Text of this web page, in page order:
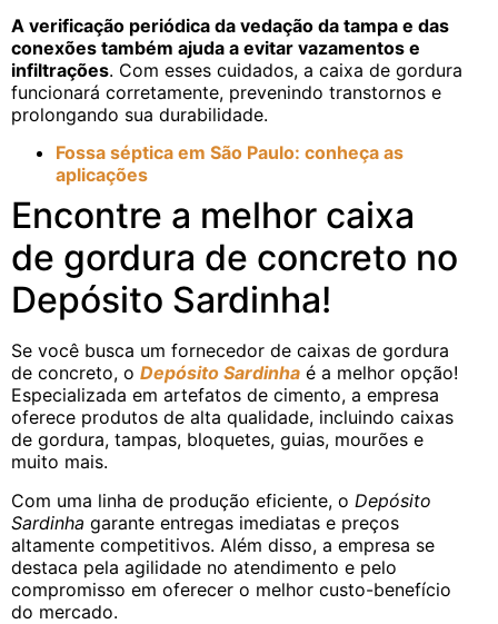
A verificação periódica da vedação da tampa e das
conexões também ajuda a evitar vazamentos e
infiltrações. Com esses cuidados, a caixa de gordura
funcionará corretamente, prevenindo transtornos e
prolongando sua durabilidade.
Fossa séptica em São Paulo: conheça as
aplicações
Encontre a melhor caixa
de gordura de concreto no
Depósito Sardinha!
Se você busca um fornecedor de caixas de gordura
de concreto, o Depósito Sardinha é a melhor opção!
Especializada em artefatos de cimento, a empresa
oferece produtos de alta qualidade, incluindo caixas
de gordura, tampas, bloquetes, guias, mourões e
muito mais.
Com uma linha de produção eficiente, o Depósito
Sardinha garante entregas imediatas e preços
altamente competitivos. Além disso, a empresa se
destaca pela agilidade no atendimento e pelo
compromisso em oferecer o melhor custo-benefício
do mercado.